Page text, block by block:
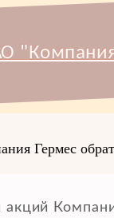
Гермес